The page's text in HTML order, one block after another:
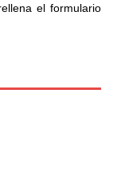
el formulario